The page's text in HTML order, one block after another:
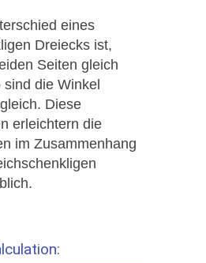
eines
Dreiecks ist,
Seiten gleich
die Winkel
Diese
erleichtern die
im Zusammenhang